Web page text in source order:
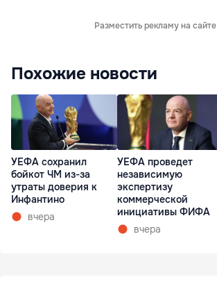
Разместить рекламу на сайте
Похожие новости
УЕФА сохранил
бойкот ЧМ из-за
утраты доверия к
Инфантино
вчера
УЕФА проведет
независимую
экспертизу
коммерческой
инициативы ФИФА
вчера